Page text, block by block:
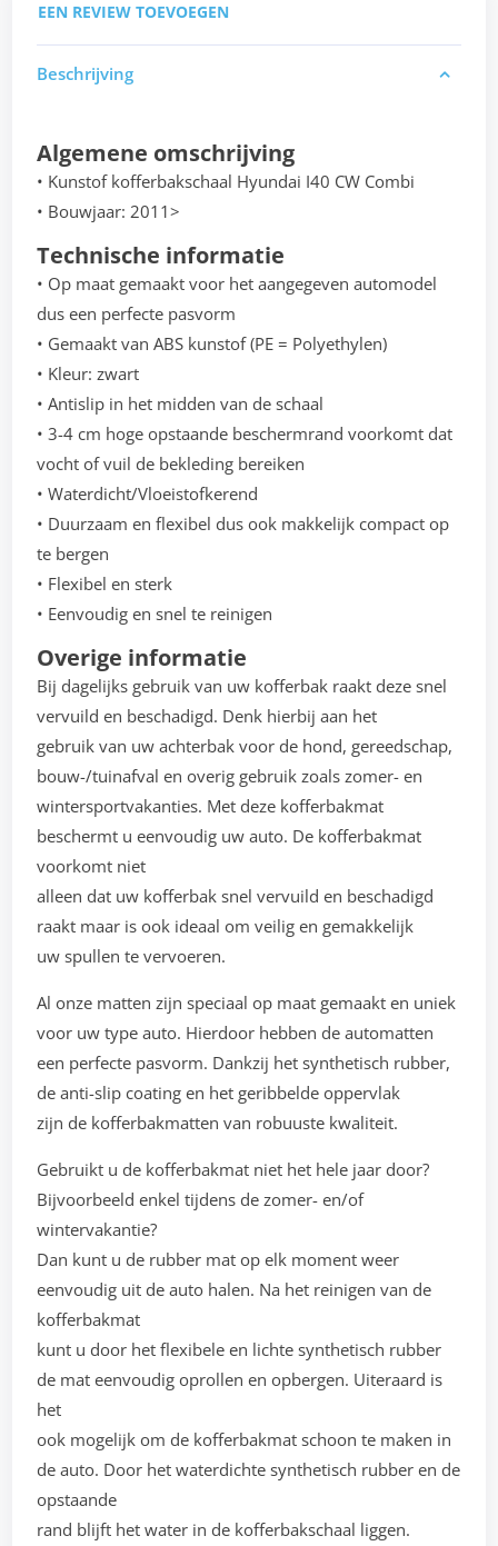
EEN REVIEW TOEVOEGEN
Beschrijving
Algemene omschrijving
• Kunstof kofferbakschaal Hyundai I40 CW Combi
• Bouwjaar: 2011>
Technische informatie
• Op maat gemaakt voor het aangegeven automodel
dus een perfecte pasvorm
• Gemaakt van ABS kunstof (PE = Polyethylen)
• Kleur: zwart
• Antislip in het midden van de schaal
• 3-4 cm hoge opstaande beschermrand voorkomt dat
vocht of vuil de bekleding bereiken
• Waterdicht/Vloeistofkerend
• Duurzaam en flexibel dus ook makkelijk compact op
te bergen
• Flexibel en sterk
• Eenvoudig en snel te reinigen
Overige informatie
Bij dagelijks gebruik van uw kofferbak raakt deze snel
vervuild en beschadigd. Denk hierbij aan het
gebruik van uw achterbak voor de hond, gereedschap,
bouw-/tuinafval en overig gebruik zoals zomer- en
wintersportvakanties. Met deze kofferbakmat
beschermt u eenvoudig uw auto. De kofferbakmat
voorkomt niet
alleen dat uw kofferbak snel vervuild en beschadigd
raakt maar is ook ideaal om veilig en gemakkelijk
uw spullen te vervoeren.
Al onze matten zijn speciaal op maat gemaakt en uniek
voor uw type auto. Hierdoor hebben de automatten
een perfecte pasvorm. Dankzij het synthetisch rubber,
de anti-slip coating en het geribbelde oppervlak
zijn de kofferbakmatten van robuuste kwaliteit.
Gebruikt u de kofferbakmat niet het hele jaar door?
Bijvoorbeeld enkel tijdens de zomer- en/of
wintervakantie?
Dan kunt u de rubber mat op elk moment weer
eenvoudig uit de auto halen. Na het reinigen van de
kofferbakmat
kunt u door het flexibele en lichte synthetisch rubber
de mat eenvoudig oprollen en opbergen. Uiteraard is
het
ook mogelijk om de kofferbakmat schoon te maken in
de auto. Door het waterdichte synthetisch rubber en de
opstaande
rand blijft het water in de kofferbakschaal liggen.